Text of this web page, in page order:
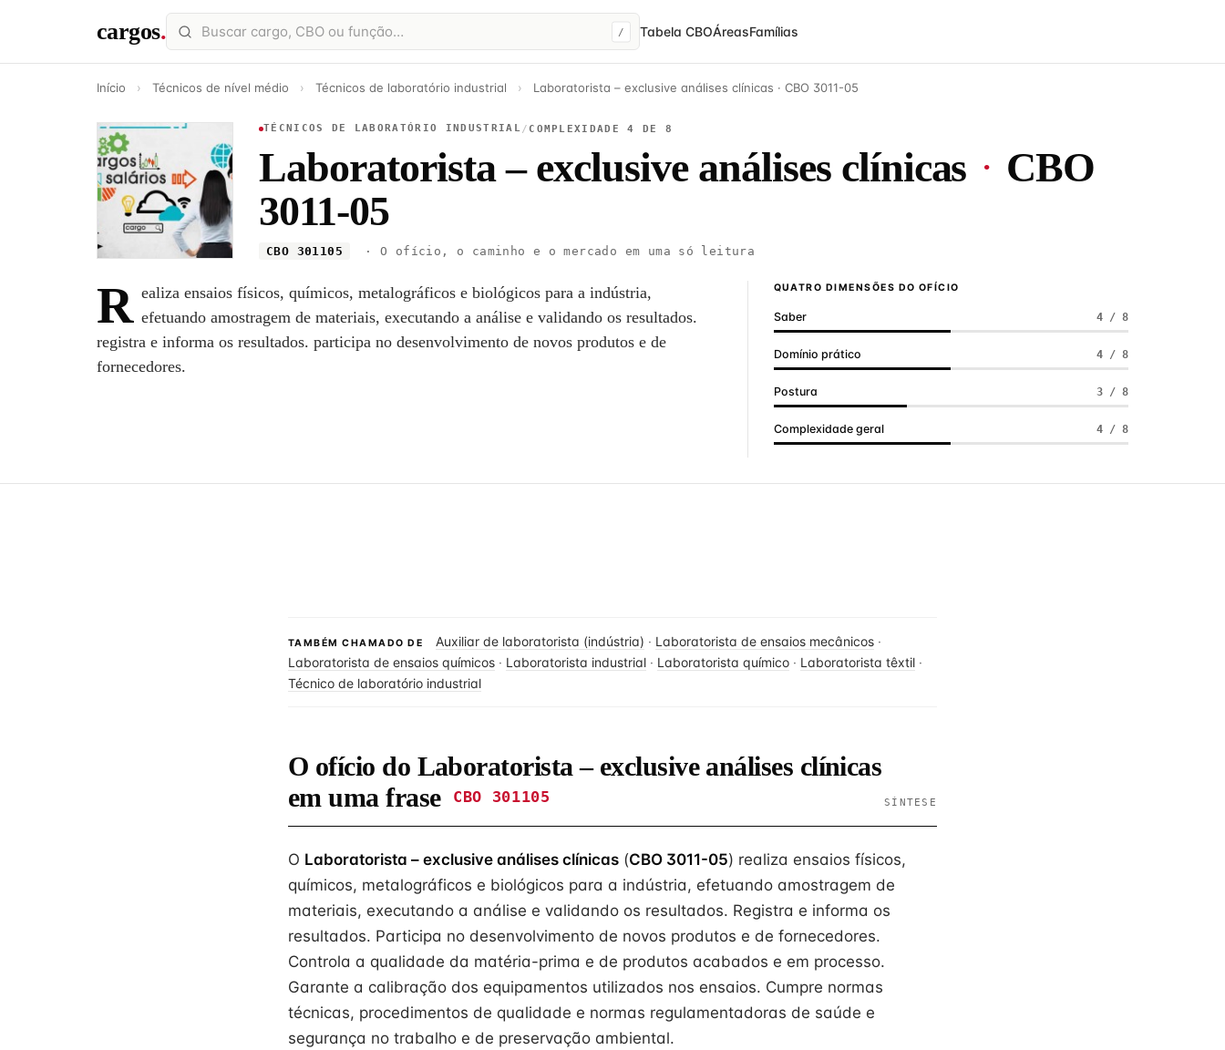
cargos. / Tabela CBOÁreasFamílias
Início › Técnicos de nível médio › Técnicos de laboratório industrial › Laboratorista – exclusive análises clínicas · CBO 3011-05
TÉCNICOS DE LABORATÓRIO INDUSTRIAL / COMPLEXIDADE 4 DE 8
Laboratorista – exclusive análises clínicas · CBO
3011-05
CBO 301105 · O ofício, o caminho e o mercado em uma só leitura
R ealiza ensaios físicos, químicos, metalográficos e biológicos para a indústria,
efetuando amostragem de materiais, executando a análise e validando os resultados.
registra e informa os resultados. participa no desenvolvimento de novos produtos e de
fornecedores.
QUATRO DIMENSÕES DO OFÍCIO
Saber 4 / 8
Domínio prático 4 / 8
Postura 3 / 8
Complexidade geral 4 / 8
TAMBÉM CHAMADO DE Auxiliar de laboratorista (indústria) · Laboratorista de ensaios mecânicos ·
Laboratorista de ensaios químicos · Laboratorista industrial · Laboratorista químico · Laboratorista têxtil ·
Técnico de laboratório industrial
O ofício do Laboratorista – exclusive análises clínicas
em uma frase
CBO 301105 SÍNTESE
O Laboratorista – exclusive análises clínicas (CBO 3011-05) realiza ensaios físicos,
químicos, metalográficos e biológicos para a indústria, efetuando amostragem de
materiais, executando a análise e validando os resultados. Registra e informa os
resultados. Participa no desenvolvimento de novos produtos e de fornecedores.
Controla a qualidade da matéria-prima e de produtos acabados e em processo.
Garante a calibração dos equipamentos utilizados nos ensaios. Cumpre normas
técnicas, procedimentos de qualidade e normas regulamentadoras de saúde e
segurança no trabalho e de preservação ambiental.